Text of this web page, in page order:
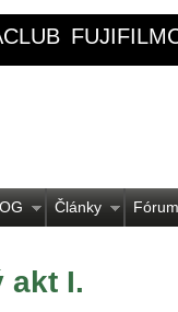
Články Fórum
akt I.